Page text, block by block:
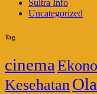
Sultra Info
Uncategorized
Tag
cinema
Kesehatan